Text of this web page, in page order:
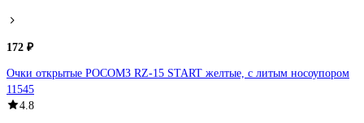
172 ₽
Очки открытые РОСОМЗ RZ-15 START желтые, с литым носоупором
11545
4.8